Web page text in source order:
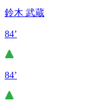
鈴木 武蔵
84’
84’